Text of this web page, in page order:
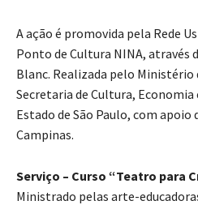
A ação é promovida pela Rede
Ponto de Cultura NINA, através
Blanc. Realizada pelo Ministério
Secretaria de Cultura,
Estado de São Paulo, com apoio
Campinas.
Serviço – Curso “Teatro para
Ministrado pelas arte-